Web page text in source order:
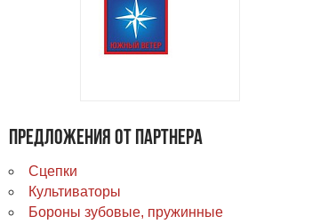
ПРЕДЛОЖЕНИЯ ОТ ПАРТНЕРА
Сцепки
Культиваторы
Бороны зубовые, пружинные